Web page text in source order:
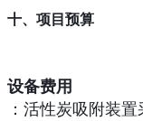
十、项目预算
设备费用
：活性炭吸附装